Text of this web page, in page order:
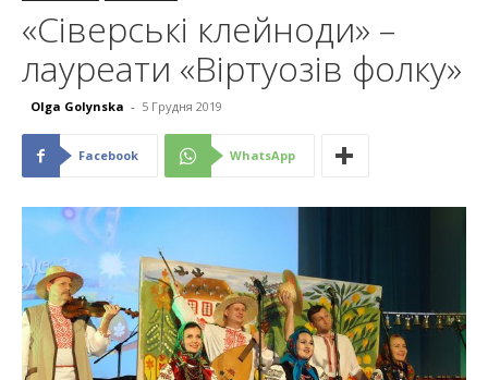
«Сіверські клейноди» –
лауреати «Віртуозів фолку»
Olga Golynska - 5 Грудня 2019
Facebook WhatsApp